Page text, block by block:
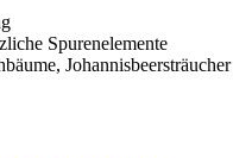
Spurenelemente
Johannisbeersträucher